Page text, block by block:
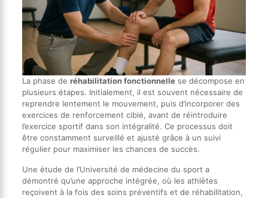
La phase de réhabilitation fonctionnellese décompose en
plusieurs étapes. Initialement, il est souvent nécessaire de
reprendre lentement le mouvement, puis d’incorporer des
exercices de renforcement ciblé, avant de réintroduire
l’exercice sportif dans son intégralité. Ce processus doit
être constamment surveillé et ajusté grâce à un suivi
régulier pour maximiser les chances de succès.
Une étude de l’Université de médecine du sport a
démontré qu’une approche intégrée, où les athlètes
reçoivent à la fois des soins préventifs et de réhabilitation,